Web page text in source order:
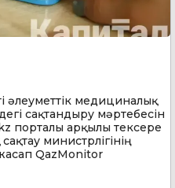
әлеуметтік медициналық
сақтандыру мәртебесін
порталы арқылы тексере
министрлігінің
QazMonitor